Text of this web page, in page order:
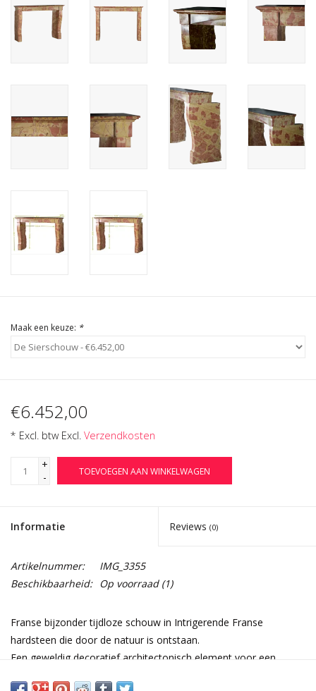
Login
Maak een keuze: *
€6.452,00
* Excl. btw Excl. Verzendkosten
+
-
TOEVOEGEN AAN WINKELWAGEN
Informatie Reviews (0)
Artikelnummer:
IMG_3355
Beschikbaarheid: Op voorraad(1)
Franse bijzonder tijdloze schouw in Intrigerende Franse
hardsteen die door de natuur is ontstaan.
Een geweldig decoratief architectonisch element voor een